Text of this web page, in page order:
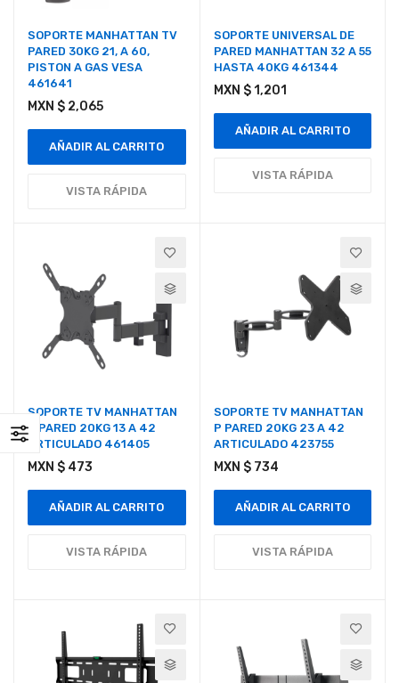
SOPORTE MANHATTAN TV
PARED 30KG 21‚ A 60‚
PISTON A GAS VESA
461641
MXN $ 2,065
AÑADIR AL CARRITO
VISTA RÁPIDA
SOPORTE UNIVERSAL DE
PARED MANHATTAN 32 A 55
HASTA 40KG 461344
MXN $ 1,201
AÑADIR AL CARRITO
VISTA RÁPIDA
SOPORTE TV MANHATTAN
P PARED 20KG 13 A 42
ARTICULADO 461405
MXN $ 473
AÑADIR AL CARRITO
VISTA RÁPIDA
SOPORTE TV MANHATTAN
P PARED 20KG 23 A 42
ARTICULADO 423755
MXN $ 734
AÑADIR AL CARRITO
VISTA RÁPIDA